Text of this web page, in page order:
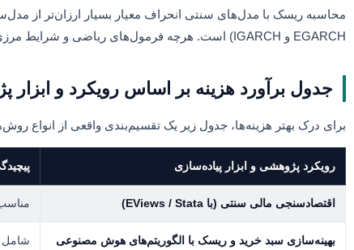
EGARCH و IGARCH) است. هرچه فرمول‌های ریاضی و شرایط مرزی مدل پیچیده‌تر باشد، زمان پیاده‌سازی و قیمت نهایی افزایش می‌یابد.
جدول برآورد هزینه بر اساس رویکرد و ابزار
برای درک بهتر هزینه‌ها، جدول زیر یک تقسیم‌بندی واقعی از انواع
رویکرد پژوهشی و ابزار پیاده‌سازی
اقتصادسنجی مالی سنتی (با EViews / Stata)
بهینه‌سازی سبد خرید و ریسک با الگوریتم‌های هوش مصنوعی